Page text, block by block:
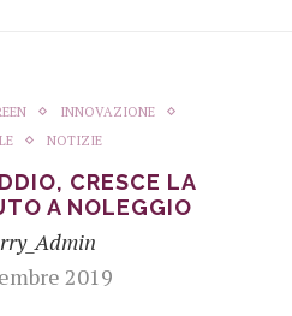
INNOVAZIONE
NOTIZIE
CRESCE LA
A NOLEGGIO
2019